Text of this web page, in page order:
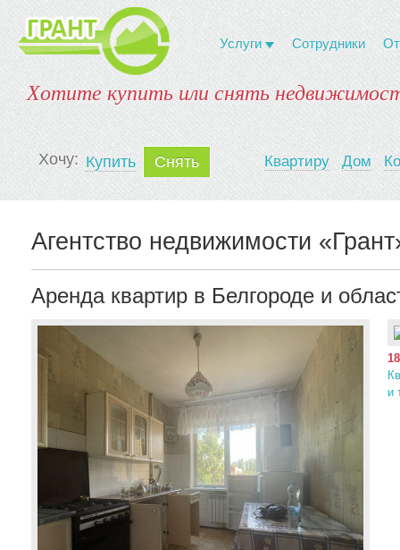
Услуги Сотрудники
Хотите купить или снять
Xочу: Купить Снять Квартиру Дом
Агентство недвижимости
Аренда квартир в Белгороде и
и